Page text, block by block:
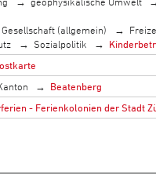
(allgemein)
Sozialpolitik
Beatenberg
- Ferienkolonien der Stadt